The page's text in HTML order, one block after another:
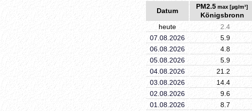
Datum
PM2.5 max [µg/m³]
Königsbronn
heute
2.4
07.08.2026
5.9
06.08.2026
4.8
05.08.2026
5.9
04.08.2026
21.2
03.08.2026
14.4
02.08.2026
9.6
01.08.2026
8.7